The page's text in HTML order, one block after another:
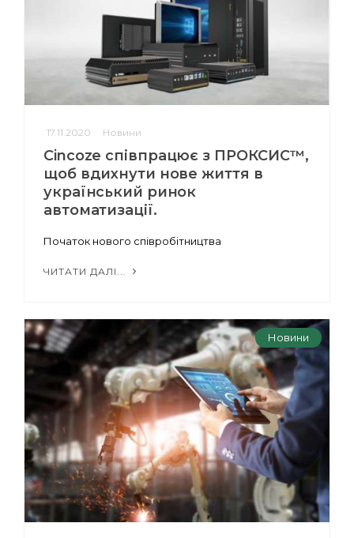
17.11.2020 Новини
Cincoze співпрацює з ПРОКСИС™,
щоб вдихнути нове життя в
український ринок
автоматизації.
Початок нового співробітництва
ЧИТАТИ ДАЛІ...
Новини